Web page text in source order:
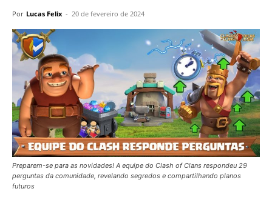
Por Lucas Felix - 20 de fevereiro de 2024
Preparem-se para as novidades! A equipe do Clash of Clans respondeu 29
perguntas da comunidade, revelando segredos e compartilhando planos
futuros